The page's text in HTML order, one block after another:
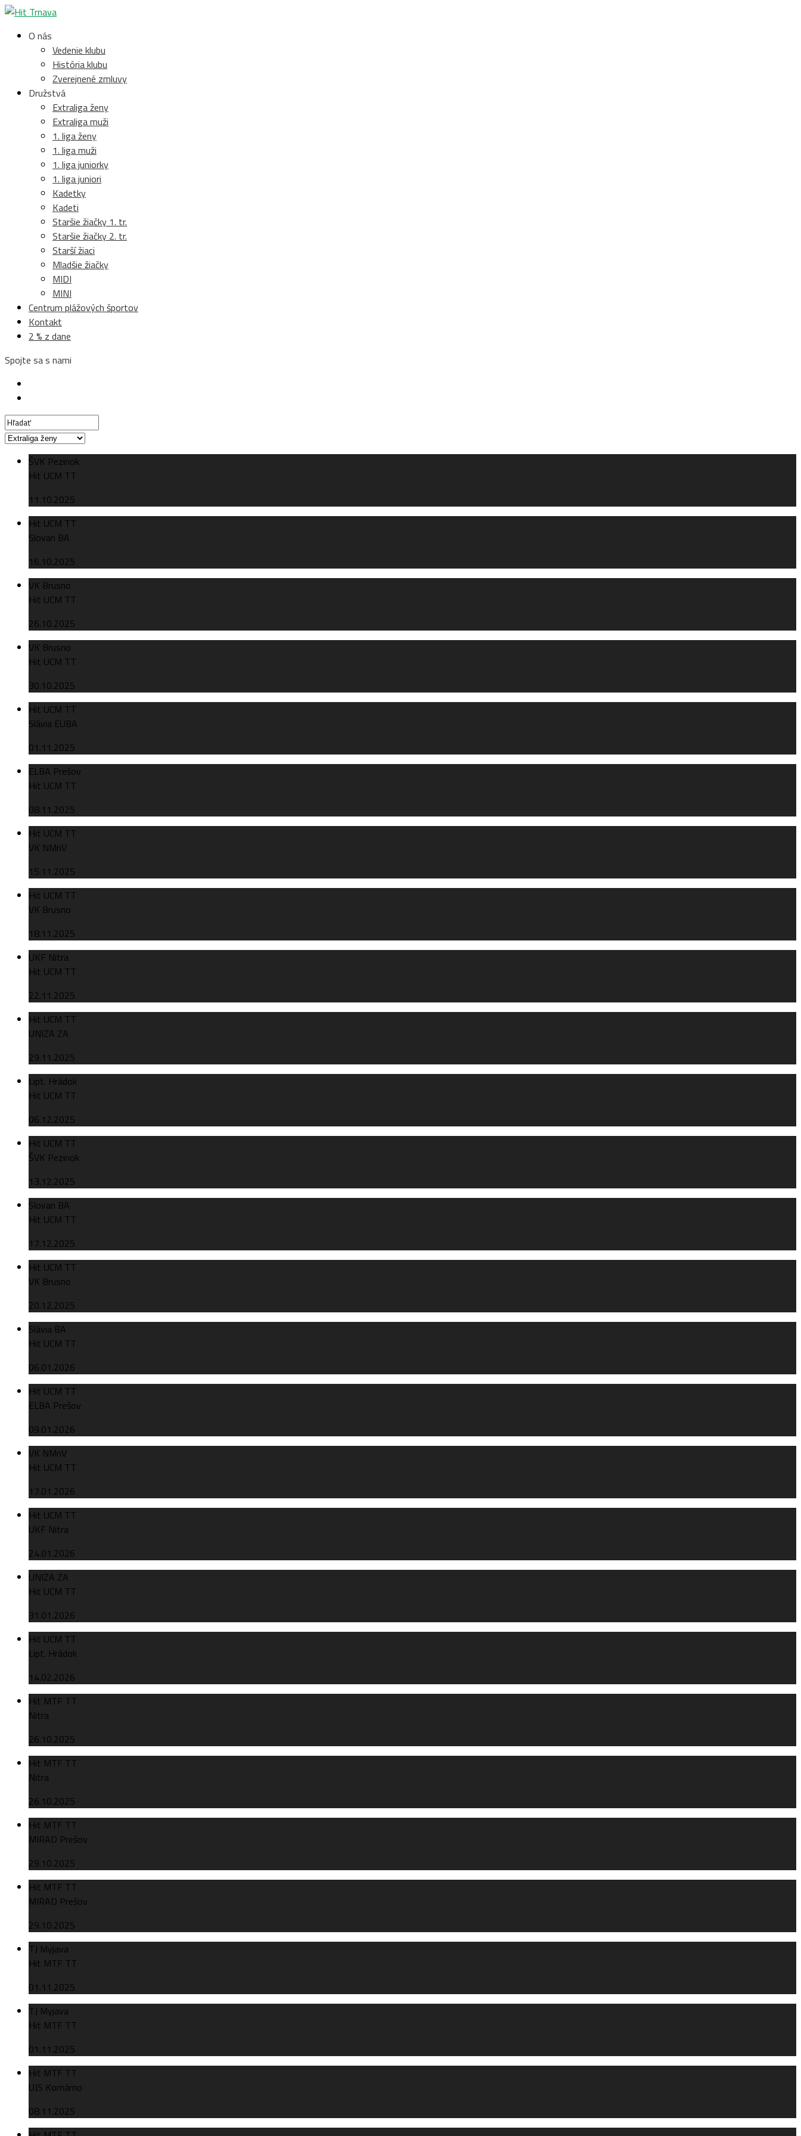
O nás
Vedenie klubu
História klubu
Zverejnené zmluvy
Družstvá
Extraliga ženy
Extraliga muži
1. liga ženy
1. liga muži
1. liga juniorky
1. liga juniori
Kadetky
Kadeti
Staršie žiačky 1. tr.
Staršie žiačky 2. tr.
Starší žiaci
Mladšie žiačky
MIDI
MINI
Centrum plážových športov
Kontakt
2 % z dane
Spojte sa s nami
ŠVK Pezinok
Hit UCM TT
11.10.2025
Hit UCM TT
Slovan BA
16.10.2025
VK Brusno
Hit UCM TT
26.10.2025
VK Brusno
Hit UCM TT
30.10.2025
Hit UCM TT
Slávia EUBA
01.11.2025
ELBA Prešov
Hit UCM TT
08.11.2025
Hit UCM TT
VK NMnV
15.11.2025
Hit UCM TT
VK Brusno
18.11.2025
UKF Nitra
Hit UCM TT
22.11.2025
Hit UCM TT
UNIZA ZA
29.11.2025
Lipt. Hrádok
Hit UCM TT
06.12.2025
Hit UCM TT
ŠVK Pezinok
13.12.2025
Slovan BA
Hit UCM TT
17.12.2025
Hit UCM TT
VK Brusno
20.12.2025
Slávia BA
Hit UCM TT
06.01.2026
Hit UCM TT
ELBA Prešov
09.01.2026
VK NMnV
Hit UCM TT
17.01.2026
Hit UCM TT
UKF Nitra
24.01.2026
UNIZA ZA
Hit UCM TT
31.01.2026
Hit UCM TT
Lipt. Hrádok
14.02.2026
Hit MTF TT
Nitra
26.10.2025
Hit MTF TT
Nitra
26.10.2025
Hit MTF TT
MIRAD Prešov
29.10.2025
Hit MTF TT
MIRAD Prešov
29.10.2025
TJ Myjava
Hit MTF TT
01.11.2025
TJ Myjava
Hit MTF TT
01.11.2025
Hit MTF TT
UJS Komárno
08.11.2025